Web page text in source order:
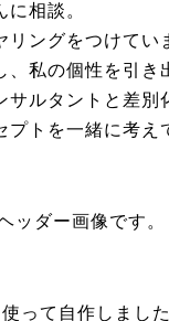
相談。
ングをつけてい
私の個性を引き
サルタントと差別
トを一緒に考え
ッダー画像です。
って自作しました